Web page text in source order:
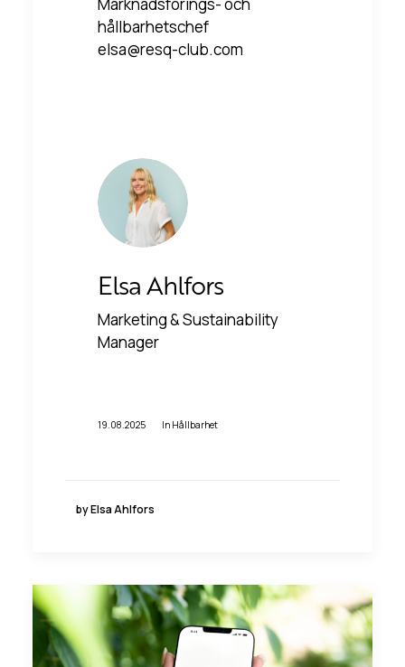
hållbarhetschef
elsa@resq-club.com
Elsa Ahlfors
Marketing & Sustainability
Manager
19.08.2025 In Hållbarhet
by Elsa Ahlfors